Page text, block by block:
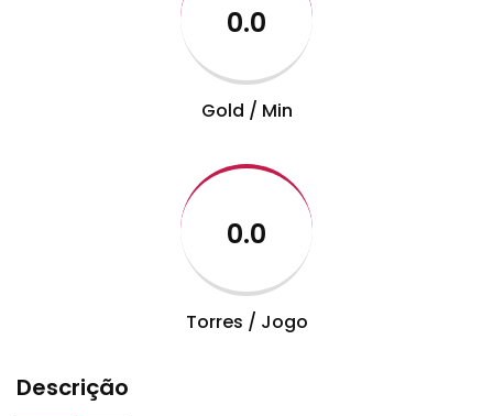
0.0
Gold / Min
0.0
Torres / Jogo
Descrição